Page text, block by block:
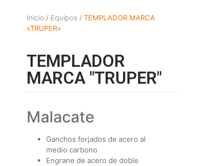
Inicio / Equipos / TEMPLADOR MARCA
«TRUPER»
TEMPLADOR
MARCA "TRUPER"
Malacate
Ganchos forjados de acero al
medio carbono
Engrane de acero de doble